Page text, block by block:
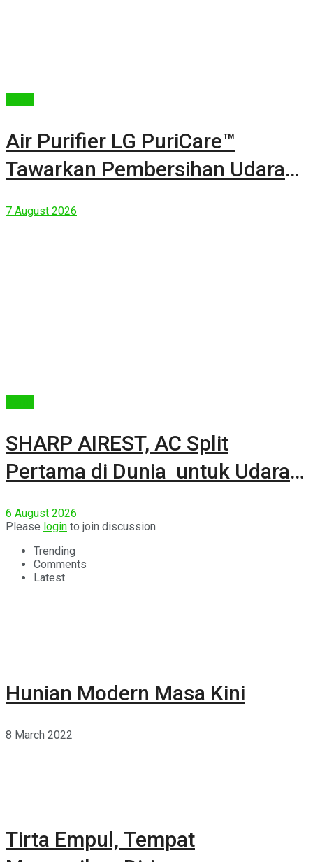
Air Purifier LG PuriCare™
Tawarkan Pembersihan Udara
7 August 2026
SHARP AIREST, AC Split
Pertama di Dunia untuk Udara
6 August 2026
Please login to join discussion
Trending
Comments
Latest
Hunian Modern Masa Kini
8 March 2022
Tirta Empul, Tempat